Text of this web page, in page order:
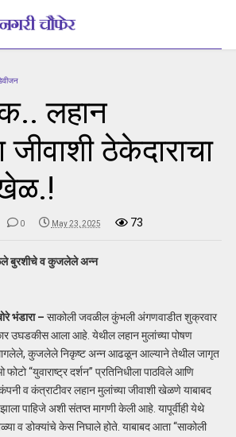
लहान
जीवाशी ठेकेदाराचा
0 May 23, 2025 73
बुरशीचे व कुजलेले अन्न
भंडारा – साकोली जवळील कुंभली अंगणवाडीत शुक्रवार
उघडकीस आला आहे. येथील लहान मुलांच्या पोषण
कुजलेले निकृष्ट अन्न आढळून आल्याने तेथील जागृत
“युवाराष्ट्र दर्शन” प्रतिनिधीला पाठविले आणि
व कंत्राटीवर लहान मुलांच्या जीवाशी खेळणे याबाबद
पाहिजे अशी संतप्त मागणी केली आहे. यापूर्वीही येथे
व डोक्यांचे केस निघाले होते. याबाबद आता “साकोली